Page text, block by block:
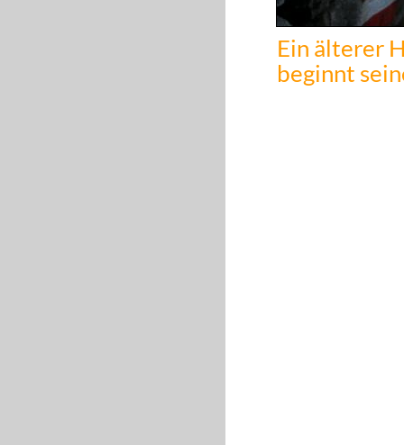
Ein älterer
beginnt